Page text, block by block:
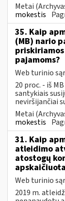
Metai
mokestis
35. Kaip
(MB) nario
pajamoms?
Web turinio
20 proc. - iš
santykiais
neviršijančiai
Metai
mokestis
31. Kaip
atleidimo
atostogų
Web turinio
2019 m.